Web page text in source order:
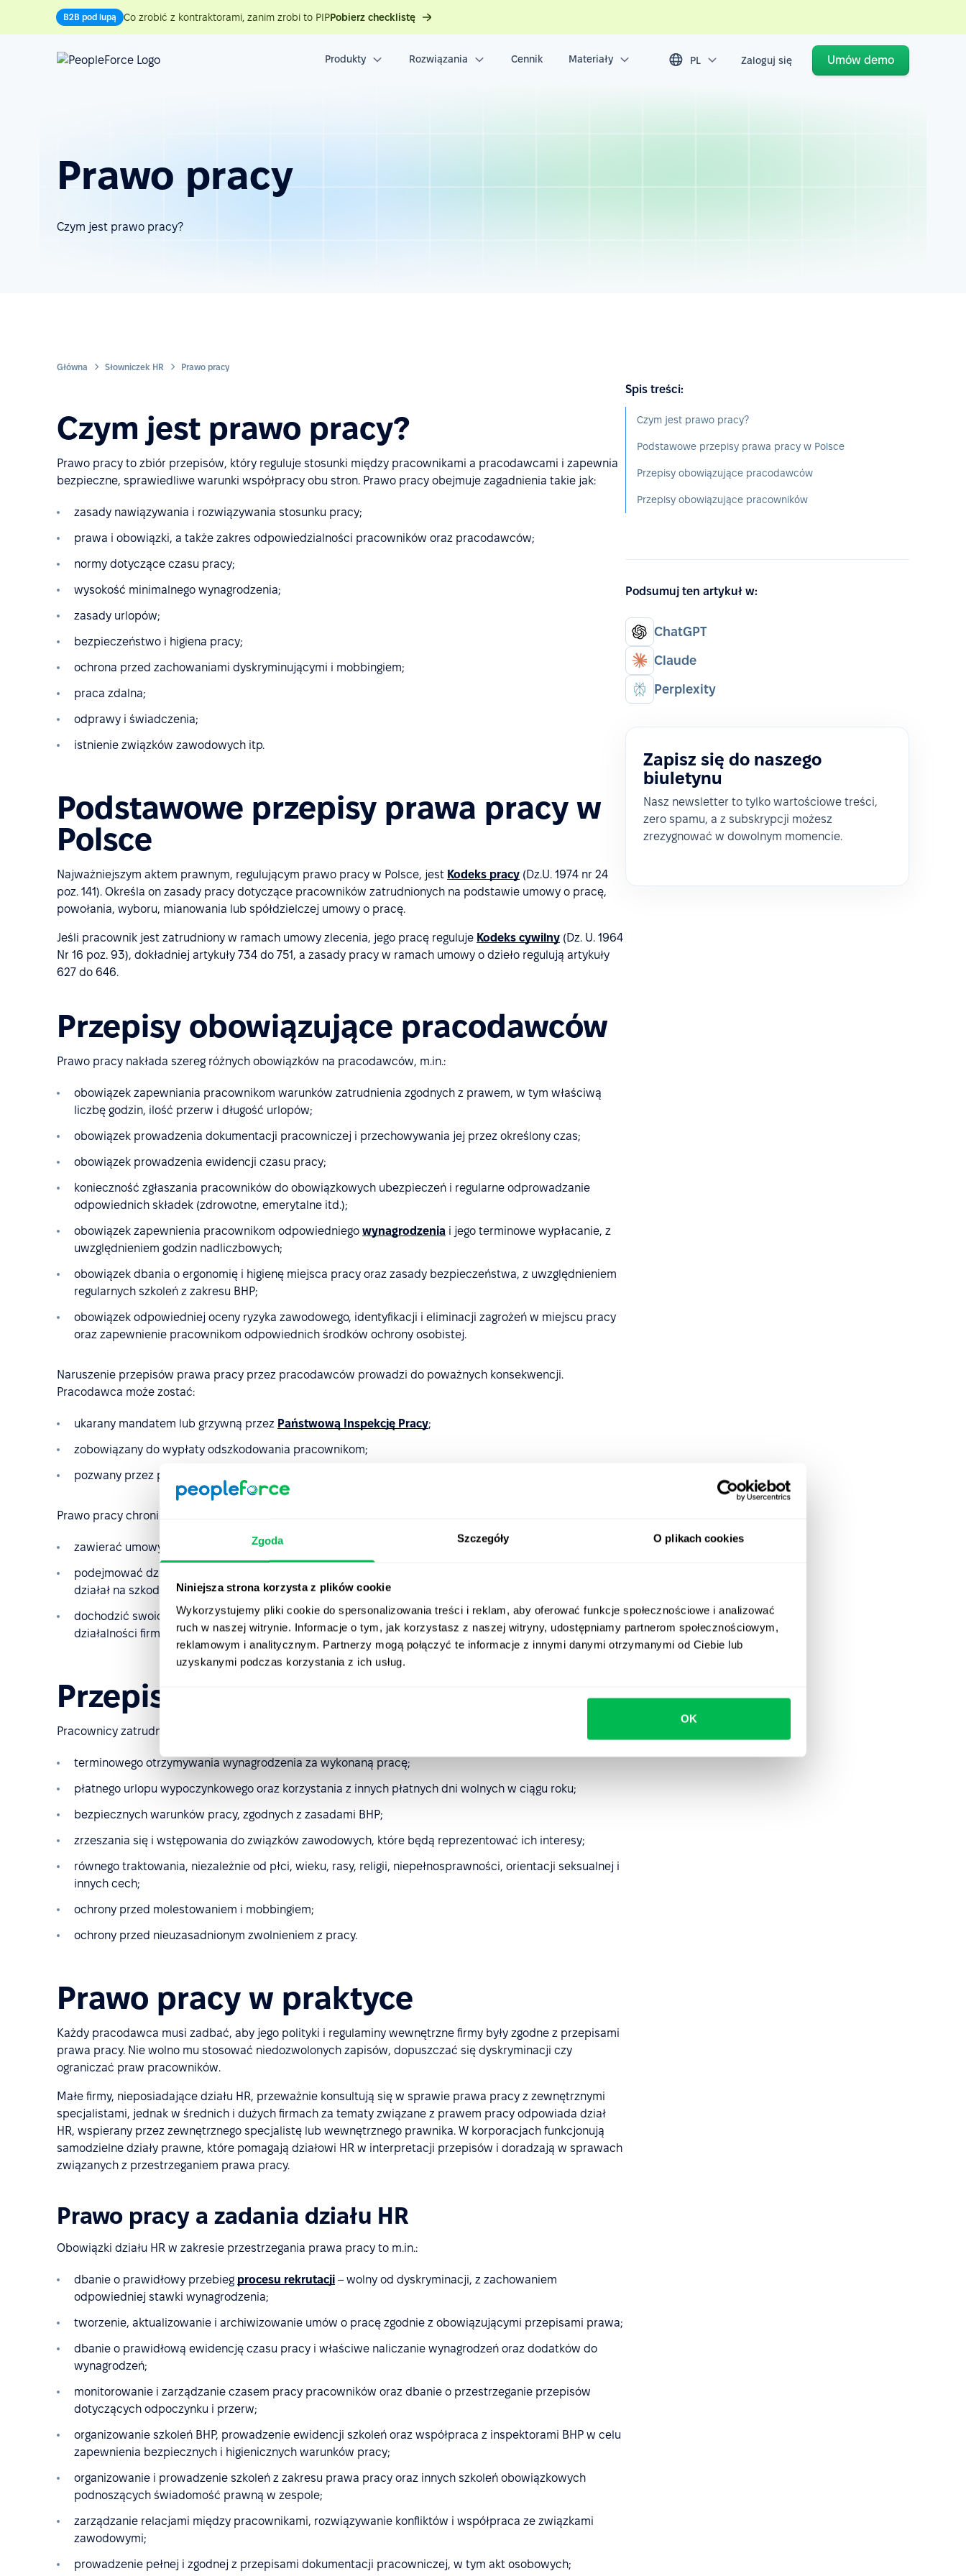
Zgoda Szczegóły O plikach cookies
Niniejsza strona korzysta z plików cookie
Wykorzystujemy pliki cookie do spersonalizowania treści i reklam, aby oferować funkcje społecznościowe i analizować
ruch w naszej witrynie. Informacje o tym, jak korzystasz z naszej witryny, udostępniamy partnerom społecznościowym,
reklamowym i analitycznym. Partnerzy mogą połączyć te informacje z innymi danymi otrzymanymi od Ciebie lub
uzyskanymi podczas korzystania z ich usług.
OK
B2B pod lupą Co zrobić z kontraktorami, zanim zrobi to PIPPobierz checklistę
Produkty Rozwiązania Cennik Materiały PL Zaloguj się Umów demo
Prawo pracy
Czym jest prawo pracy?
Główna Słowniczek HR Prawo pracy
Czym jest prawo pracy?
Prawo pracy to zbiór przepisów, który reguluje stosunki między pracownikami a pracodawcami i zapewnia
bezpieczne, sprawiedliwe warunki współpracy obu stron. Prawo pracy obejmuje zagadnienia takie jak:
zasady nawiązywania i rozwiązywania stosunku pracy;
prawa i obowiązki, a także zakres odpowiedzialności pracowników oraz pracodawców;
normy dotyczące czasu pracy;
wysokość minimalnego wynagrodzenia;
zasady urlopów;
bezpieczeństwo i higiena pracy;
ochrona przed zachowaniami dyskryminującymi i mobbingiem;
praca zdalna;
odprawy i świadczenia;
istnienie związków zawodowych itp.
Podstawowe przepisy prawa pracy w
Polsce
Najważniejszym aktem prawnym, regulującym prawo pracy w Polsce, jest Kodeks pracy (Dz.U. 1974 nr 24
poz. 141). Określa on zasady pracy dotyczące pracowników zatrudnionych na podstawie umowy o pracę,
powołania, wyboru, mianowania lub spółdzielczej umowy o pracę.
Jeśli pracownik jest zatrudniony w ramach umowy zlecenia, jego pracę reguluje Kodeks cywilny (Dz. U. 1964
Nr 16 poz. 93), dokładniej artykuły 734 do 751, a zasady pracy w ramach umowy o dzieło regulują artykuły
627 do 646.
Przepisy obowiązujące pracodawców
Prawo pracy nakłada szereg różnych obowiązków na pracodawców, m.in.:
obowiązek zapewniania pracownikom warunków zatrudnienia zgodnych z prawem, w tym właściwą
liczbę godzin, ilość przerw i długość urlopów;
obowiązek prowadzenia dokumentacji pracowniczej i przechowywania jej przez określony czas;
obowiązek prowadzenia ewidencji czasu pracy;
konieczność zgłaszania pracowników do obowiązkowych ubezpieczeń i regularne odprowadzanie
odpowiednich składek (zdrowotne, emerytalne itd.);
obowiązek zapewnienia pracownikom odpowiedniego wynagrodzenia i jego terminowe wypłacanie, z
uwzględnieniem godzin nadliczbowych;
obowiązek dbania o ergonomię i higienę miejsca pracy oraz zasady bezpieczeństwa, z uwzględnieniem
regularnych szkoleń z zakresu BHP;
obowiązek odpowiedniej oceny ryzyka zawodowego, identyfikacji i eliminacji zagrożeń w miejscu pracy
oraz zapewnienie pracownikom odpowiednich środków ochrony osobistej.
Naruszenie przepisów prawa pracy przez pracodawców prowadzi do poważnych konsekwencji.
Pracodawca może zostać:
ukarany mandatem lub grzywną przez Państwową Inspekcję Pracy;
zobowiązany do wypłaty odszkodowania pracownikom;
pozwany przez pracownika lub związek zawodowy.
Prawo pracy chroni nie tylko pracownika, ale również interesy pracodawcy. Pracodawcy mogą m.in.:
zawierać umowy z klauzulą o zakazie konkurencji;
podejmować działania dyscyplinarne, jeśli pracownik w sposób rażący naruszył regulamin pracy lub
działał na szkodę firmy;
dochodzić swoich roszczeń w sądzie, jeżeli pracownik spowodował szkody lub utrudniał prowadzenie
działalności firmy.
Przepisy obowiązujące pracowników
Pracownicy zatrudnieni w ramach umowy o pracę mają prawo m.in. do:
terminowego otrzymywania wynagrodzenia za wykonaną pracę;
płatnego urlopu wypoczynkowego oraz korzystania z innych płatnych dni wolnych w ciągu roku;
bezpiecznych warunków pracy, zgodnych z zasadami BHP;
zrzeszania się i wstępowania do związków zawodowych, które będą reprezentować ich interesy;
równego traktowania, niezależnie od płci, wieku, rasy, religii, niepełnosprawności, orientacji seksualnej i
innych cech;
ochrony przed molestowaniem i mobbingiem;
ochrony przed nieuzasadnionym zwolnieniem z pracy.
Prawo pracy w praktyce
Każdy pracodawca musi zadbać, aby jego polityki i regulaminy wewnętrzne firmy były zgodne z przepisami
prawa pracy. Nie wolno mu stosować niedozwolonych zapisów, dopuszczać się dyskryminacji czy
ograniczać praw pracowników.
Małe firmy, nieposiadające działu HR, przeważnie konsultują się w sprawie prawa pracy z zewnętrznymi
specjalistami, jednak w średnich i dużych firmach za tematy związane z prawem pracy odpowiada dział
HR, wspierany przez zewnętrznego specjalistę lub wewnętrznego prawnika. W korporacjach funkcjonują
samodzielne działy prawne, które pomagają działowi HR w interpretacji przepisów i doradzają w sprawach
związanych z przestrzeganiem prawa pracy.
Prawo pracy a zadania działu HR
Obowiązki działu HR w zakresie przestrzegania prawa pracy to m.in.:
dbanie o prawidłowy przebieg procesu rekrutacji – wolny od dyskryminacji, z zachowaniem
odpowiedniej stawki wynagrodzenia;
tworzenie, aktualizowanie i archiwizowanie umów o pracę zgodnie z obowiązującymi przepisami prawa;
dbanie o prawidłową ewidencję czasu pracy i właściwe naliczanie wynagrodzeń oraz dodatków do
wynagrodzeń;
monitorowanie i zarządzanie czasem pracy pracowników oraz dbanie o przestrzeganie przepisów
dotyczących odpoczynku i przerw;
organizowanie szkoleń BHP, prowadzenie ewidencji szkoleń oraz współpraca z inspektorami BHP w celu
zapewnienia bezpiecznych i higienicznych warunków pracy;
organizowanie i prowadzenie szkoleń z zakresu prawa pracy oraz innych szkoleń obowiązkowych
podnoszących świadomość prawną w zespole;
zarządzanie relacjami między pracownikami, rozwiązywanie konfliktów i współpraca ze związkami
zawodowymi;
prowadzenie pełnej i zgodnej z przepisami dokumentacji pracowniczej, w tym akt osobowych;
Spis treści:
Czym jest prawo pracy?
Podstawowe przepisy prawa pracy w Polsce
Przepisy obowiązujące pracodawców
Przepisy obowiązujące pracowników
Podsumuj ten artykuł w:
ChatGPT
Claude
Perplexity
Zapisz się do naszego
biuletynu
Nasz newsletter to tylko wartościowe treści,
zero spamu, a z subskrypcji możesz
zrezygnować w dowolnym momencie.